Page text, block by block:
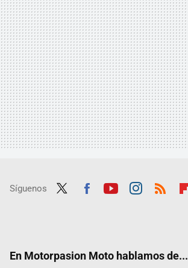
Síguenos
En Motorpasion Moto hablamos de...